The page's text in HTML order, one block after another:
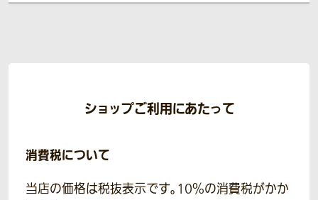
ショップご利用にあたって
消費税について
当店の価格は税抜表示です。10％の消費税がかか